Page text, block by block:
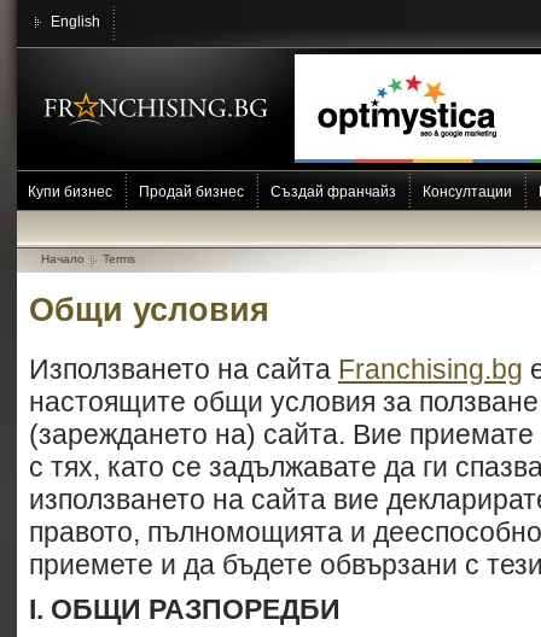
English
Купи бизнес Продай бизнес Създай франчайз Консултации
Начало Terms
Общи условия
Използването на сайта Franchising.bg
настоящите общи условия за
(зареждането на) сайта. Вие приемате
с тях, като се задължавате да ги
използването на сайта вие
правото, пълномощията и
приемете и да бъдете обвързани с
I. ОБЩИ РАЗПОРЕДБИ